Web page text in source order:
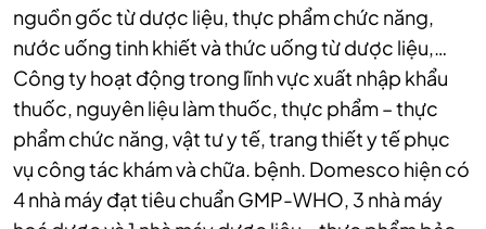
nguồn gốc từ dược liệu, thực phẩm chức năng,
nước uống tinh khiết và thức uống từ dược liệu,…
Công ty hoạt động trong lĩnh vực xuất nhập khẩu
thuốc, nguyên liệu làm thuốc, thực phẩm – thực
phẩm chức năng, vật tư y tế, trang thiết y tế phục
vụ công tác khám và chữa. bệnh. Domesco hiện có
4 nhà máy đạt tiêu chuẩn GMP-WHO, 3 nhà máy